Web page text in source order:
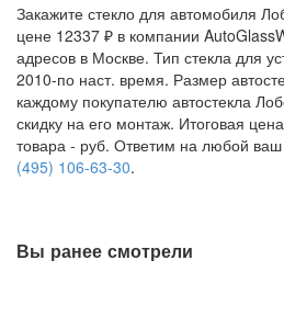
Закажите стекло для автомобиля
цене 12337 ₽ в компании
адресов в Москве. Тип стекла для
2010-по наст. время. Размер
каждому покупателю автостекла
скидку на его монтаж. Итоговая
товара - руб. Ответим на любой
(495) 106-63-30.
Вы ранее смотрели